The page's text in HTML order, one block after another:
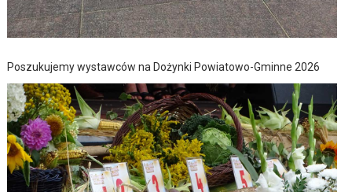
Poszukujemy wystawców na Dożynki Powiatowo-Gminne 2026